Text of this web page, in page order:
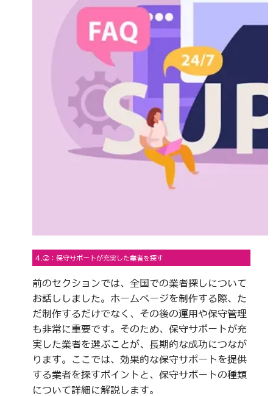
4.②：保守サポートが充実した業者を探す
前のセクションでは、全国での業者探しについて
お話ししました。ホームページを制作する際、た
だ制作するだけでなく、その後の運用や保守管理
も非常に重要です。そのため、保守サポートが充
実した業者を選ぶことが、長期的な成功につなが
ります。ここでは、効果的な保守サポートを提供
する業者を探すポイントと、保守サポートの種類
について詳細に解説します。